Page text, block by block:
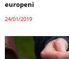
europeni
24/01/2019